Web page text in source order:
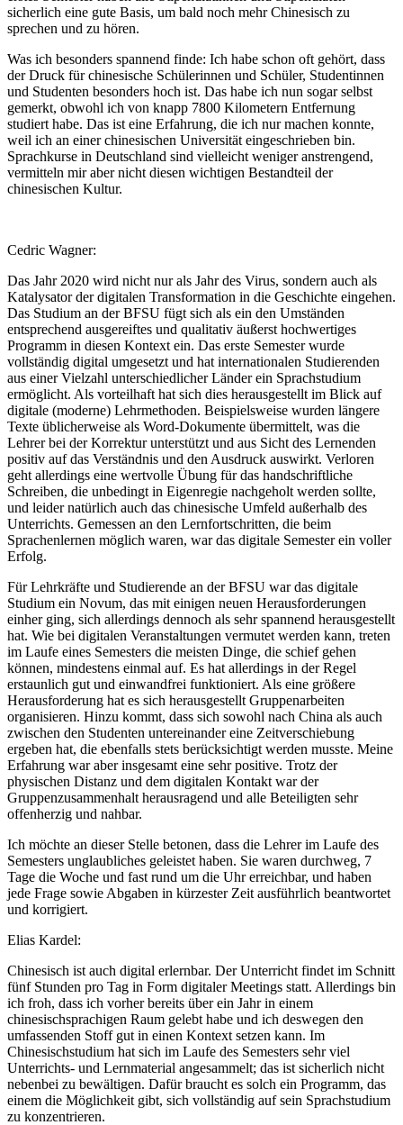
sicherlich eine gute Basis, um bald noch mehr Chinesisch zu
sprechen und zu hören.
Was ich besonders spannend finde: Ich habe schon oft gehört, dass
der Druck für chinesische Schülerinnen und Schüler, Studentinnen
und Studenten besonders hoch ist. Das habe ich nun sogar selbst
gemerkt, obwohl ich von knapp 7800 Kilometern Entfernung
studiert habe. Das ist eine Erfahrung, die ich nur machen konnte,
weil ich an einer chinesischen Universität eingeschrieben bin.
Sprachkurse in Deutschland sind vielleicht weniger anstrengend,
vermitteln mir aber nicht diesen wichtigen Bestandteil der
chinesischen Kultur.
Cedric Wagner:
Das Jahr 2020 wird nicht nur als Jahr des Virus, sondern auch als
Katalysator der digitalen Transformation in die Geschichte eingehen.
Das Studium an der BFSU fügt sich als ein den Umständen
entsprechend ausgereiftes und qualitativ äußerst hochwertiges
Programm in diesen Kontext ein. Das erste Semester wurde
vollständig digital umgesetzt und hat internationalen Studierenden
aus einer Vielzahl unterschiedlicher Länder ein Sprachstudium
ermöglicht. Als vorteilhaft hat sich dies herausgestellt im Blick auf
digitale (moderne) Lehrmethoden. Beispielsweise wurden längere
Texte üblicherweise als Word-Dokumente übermittelt, was die
Lehrer bei der Korrektur unterstützt und aus Sicht des Lernenden
positiv auf das Verständnis und den Ausdruck auswirkt. Verloren
geht allerdings eine wertvolle Übung für das handschriftliche
Schreiben, die unbedingt in Eigenregie nachgeholt werden sollte,
und leider natürlich auch das chinesische Umfeld außerhalb des
Unterrichts. Gemessen an den Lernfortschritten, die beim
Sprachenlernen möglich waren, war das digitale Semester ein voller
Erfolg.
Für Lehrkräfte und Studierende an der BFSU war das digitale
Studium ein Novum, das mit einigen neuen Herausforderungen
einher ging, sich allerdings dennoch als sehr spannend herausgestellt
hat. Wie bei digitalen Veranstaltungen vermutet werden kann, treten
im Laufe eines Semesters die meisten Dinge, die schief gehen
können, mindestens einmal auf. Es hat allerdings in der Regel
erstaunlich gut und einwandfrei funktioniert. Als eine größere
Herausforderung hat es sich herausgestellt Gruppenarbeiten
organisieren. Hinzu kommt, dass sich sowohl nach China als auch
zwischen den Studenten untereinander eine Zeitverschiebung
ergeben hat, die ebenfalls stets berücksichtigt werden musste. Meine
Erfahrung war aber insgesamt eine sehr positive. Trotz der
physischen Distanz und dem digitalen Kontakt war der
Gruppenzusammenhalt herausragend und alle Beteiligten sehr
offenherzig und nahbar.
Ich möchte an dieser Stelle betonen, dass die Lehrer im Laufe des
Semesters unglaubliches geleistet haben. Sie waren durchweg, 7
Tage die Woche und fast rund um die Uhr erreichbar, und haben
jede Frage sowie Abgaben in kürzester Zeit ausführlich beantwortet
und korrigiert.
Elias Kardel:
Chinesisch ist auch digital erlernbar. Der Unterricht findet im Schnitt
fünf Stunden pro Tag in Form digitaler Meetings statt. Allerdings bin
ich froh, dass ich vorher bereits über ein Jahr in einem
chinesischsprachigen Raum gelebt habe und ich deswegen den
umfassenden Stoff gut in einen Kontext setzen kann. Im
Chinesischstudium hat sich im Laufe des Semesters sehr viel
Unterrichts- und Lernmaterial angesammelt; das ist sicherlich nicht
nebenbei zu bewältigen. Dafür braucht es solch ein Programm, das
einem die Möglichkeit gibt, sich vollständig auf sein Sprachstudium
zu konzentrieren.